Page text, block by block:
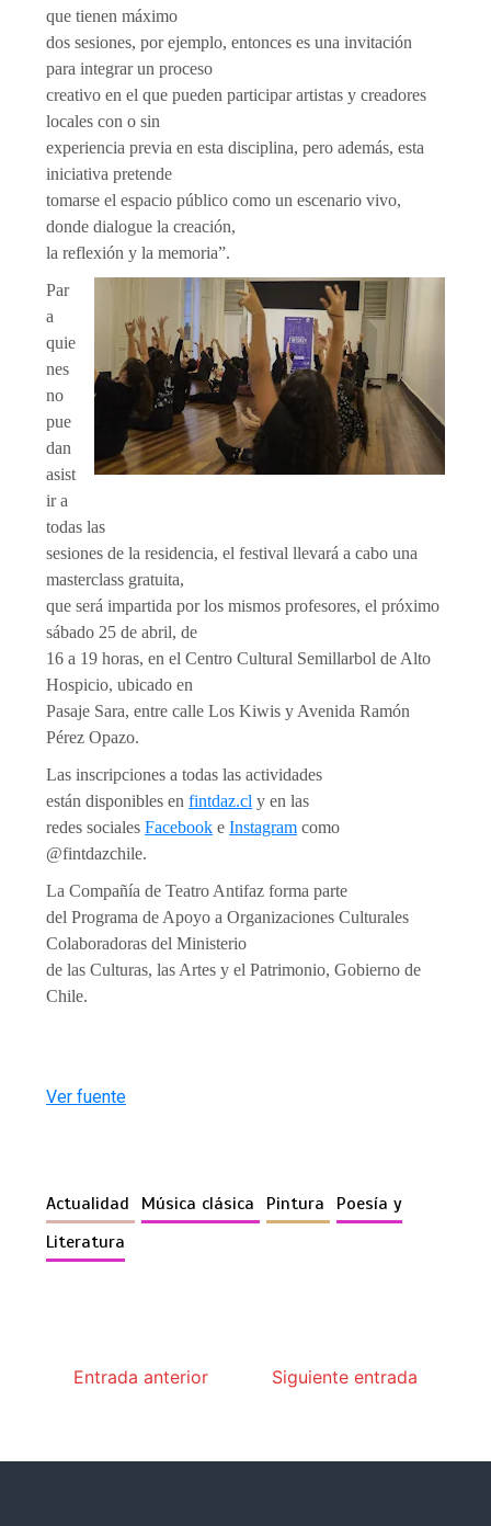
que tienen máximo
dos sesiones, por ejemplo, entonces es una invitación
para integrar un proceso
creativo en el que pueden participar artistas y creadores
locales con o sin
experiencia previa en esta disciplina, pero además, esta
iniciativa pretende
tomarse el espacio público como un escenario vivo,
donde dialogue la creación,
la reflexión y la memoria”.
Par
a
quie
nes
no
pue
dan
asist
ir a
todas las
sesiones de la residencia, el festival llevará a cabo una
masterclass gratuita,
que será impartida por los mismos profesores, el próximo
sábado 25 de abril, de
16 a 19 horas, en el Centro Cultural Semillarbol de Alto
Hospicio, ubicado en
Pasaje Sara, entre calle Los Kiwis y Avenida Ramón
Pérez Opazo.
Las inscripciones a todas las actividades
están disponibles enfintdaz.cl y en las
redes socialesFacebook eInstagram como
@fintdazchile.
La Compañía de Teatro Antifaz forma parte
del Programa de Apoyo a Organizaciones Culturales
Colaboradoras del Ministerio
de las Culturas, las Artes y el Patrimonio, Gobierno de
Chile.
Ver fuente
Actualidad Música clásica Pintura
Poesía y
Literatura
Entrada anterior Siguiente entrada